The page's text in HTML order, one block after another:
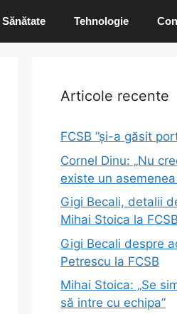
Sănătate Tehnologie
Articole recente
FCSB ”și-a găsit
Cornel Dinu: „Nu
existe un
Gigi Becali, detalii
Mihai Stoica la FCSB
Gigi Becali despre
Petrescu la FCSB
Mihai Stoica: „Se
să intre cu echipa”